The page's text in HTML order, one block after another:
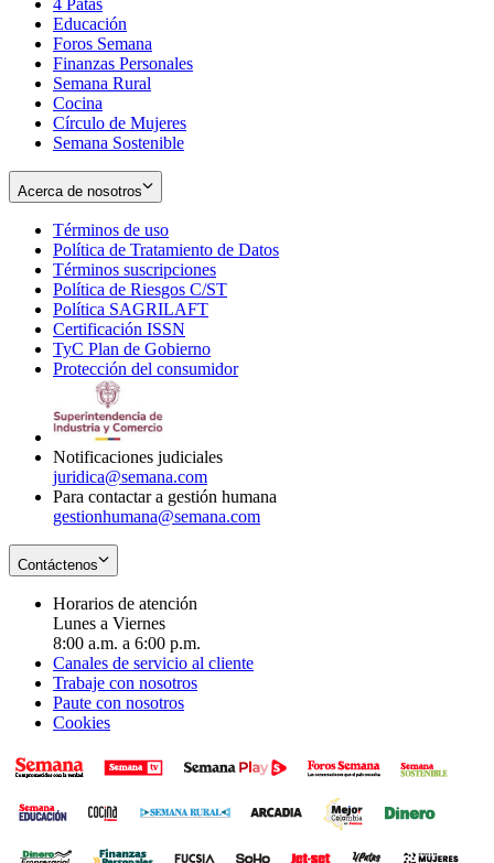
new
window
in
new
window
4 Patas
Educación
Foros Semana
Finanzas Personales
Semana Rural
Cocina
Círculo de Mujeres
Semana Sostenible
Acerca de nosotros
Términos de uso
in
new
window
Política de Tratamiento de Datos
Términos suscripciones
in
Política de Riesgos C/ST
Política SAGRILAFT
new
window
Certificación ISSN
in
new
TyC Plan de Gobierno
in
Protección del consumidorOpens
Notificaciones judiciales
juridica@semana.com
Para contactar a gestión humana
gestionhumana@semana.com
Contáctenos
Horarios de atención
Lunes a Viernes
8:00 a.m. a 6:00 p.m.
Canales de servicio al cliente
Trabaje con nosotros
Paute con nosotros
Cookies